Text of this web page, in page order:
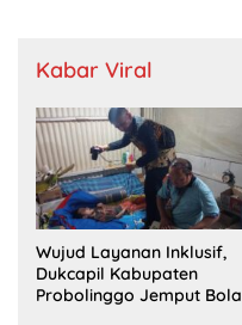
Kabar Viral
Wujud Layanan Inklusif,
Dukcapil Kabupaten
Probolinggo Jemput Bola